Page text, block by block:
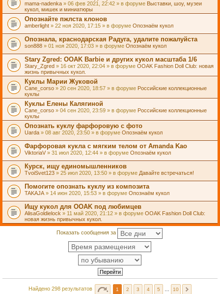
mama-nadenka » 06 фев 2021, 22:42 » в форуме Выставки, шоу, музеи
кукол, мишек и миниатюры
Опознайте пжлста клонов
amberlight » 22 ноя 2020, 17:15 » в форуме Опознаём кукол
Опознала, краснодарская Радуга, удалите пожалуйста
son888 » 01 ноя 2020, 17:03 » в форуме Опознаём кукол
Stary Zgred: OOAK Barbie и других кукол масштаба 1/6
Stary_Zgred » 16 окт 2020, 22:04 » в форуме OOAK Fashion Doll Club: новая
жизнь привычных кукол.
Куклы Марии Жуковой
Cane_corso » 20 сен 2020, 18:57 » в форуме Российские коллекционные
куклы
Куклы Елены Калягиной
Cane_corso » 04 сен 2020, 23:59 » в форуме Российские коллекционные
куклы
Опознать куклу фарфоровую с фото
Uarda » 08 авг 2020, 23:50 » в форуме Опознаём кукол
Фарфоровая кукла с мягким телом от Amanda Kao
ViktoriaV» 31 июл 2020, 12:44 » в форуме Опознаём кукол
Курск, ищу единомышленников
TvoiSvet123 » 25 июл 2020, 13:50 » в форуме Давайте встречаться!
Помогите опознать куклу из композита
TAKAJA » 14 июн 2020, 15:53 » в форуме Опознаём кукол
Ищу кукол для OOAK под любимцев
AlisaGoldielock » 11 май 2020, 21:12 » в форуме OOAK Fashion Doll Club:
новая жизнь привычных кукол.
Показать сообщения за
Найдено 298 результатов 1 2 3 4 5 10